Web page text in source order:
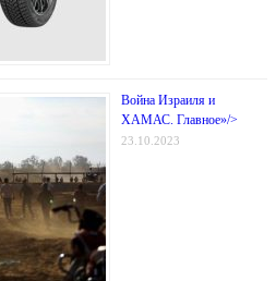
Война Израиля и
ХАМАС. Главное»/>
23.10.2023